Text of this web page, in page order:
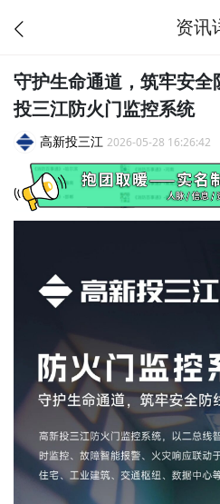
资讯
守护生命通道，筑牢安
投三江防火门监控系统
高新投三江 2026-05-28 16:26:42